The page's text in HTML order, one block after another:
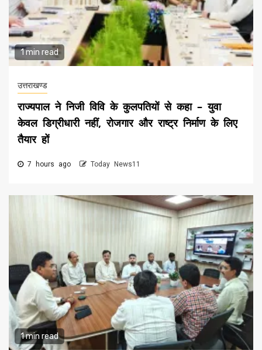
1 min read
उत्तराखण्ड
राज्यपाल ने निजी विवि के कुलपतियों से कहा – युवा
केवल डिग्रीधारी नहीं, रोजगार और राष्ट्र निर्माण के लिए
तैयार हों
7 hours ago Today News11
1 min read